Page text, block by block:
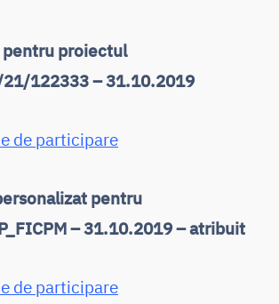
pentru proiectul
122333 – 31.10.2019
de participare
pentru
– 31.10.2019 – atribuit
de participare